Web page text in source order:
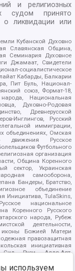
и религиозных
судом принято
о ликвидации или
Кубанской Духовно
Славянская Община,
Семинария Духовное
Джамаат, Свидетели
социалистическое
Кабарды, Балкарии
Пит Буль, Национал-
союз, Формат-18,
Национальная
Духовно-Родовая
Древнерусской
Инглингов, Русский
иммиграции,
объединениях, Омская
движения Русское
Футбольного
организация
Община Коренного
сектор, Украинская
самооборона,
Бандеры, Братство,
объединение
Инициатива, TulaSkins,
национальное
Коренного Русского
народа, Рубеж
деятельности,
Божией Матери
правозащитная
инициативная
Руси, Алля-Аят,
свобода, W.H.С., Фалунь
используем